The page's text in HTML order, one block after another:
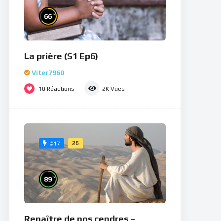
66%
La prière (S1 Ep6)
Viter7960
10 Réactions 2K Vues
#17 26
89%
Renaître de nos cendres –